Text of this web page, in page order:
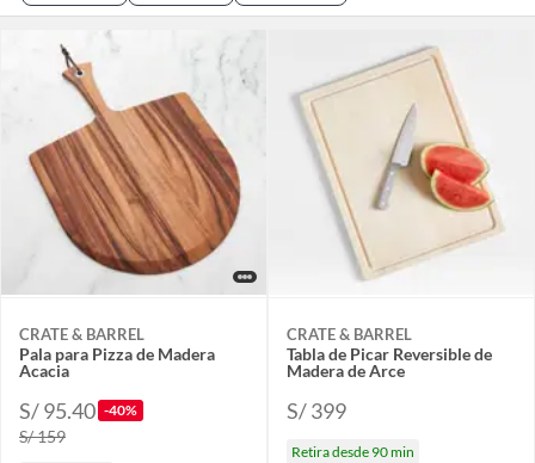
CRATE & BARREL
Pala para Pizza de Madera
Acacia
S/ 95.40 -40%
S/ 159
CRATE & BARREL
Tabla de Picar Reversible de
Madera de Arce
S/ 399
Retira desde 90 min